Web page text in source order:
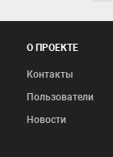
О ПРОЕКТЕ
Контакты
Пользователи
Новости